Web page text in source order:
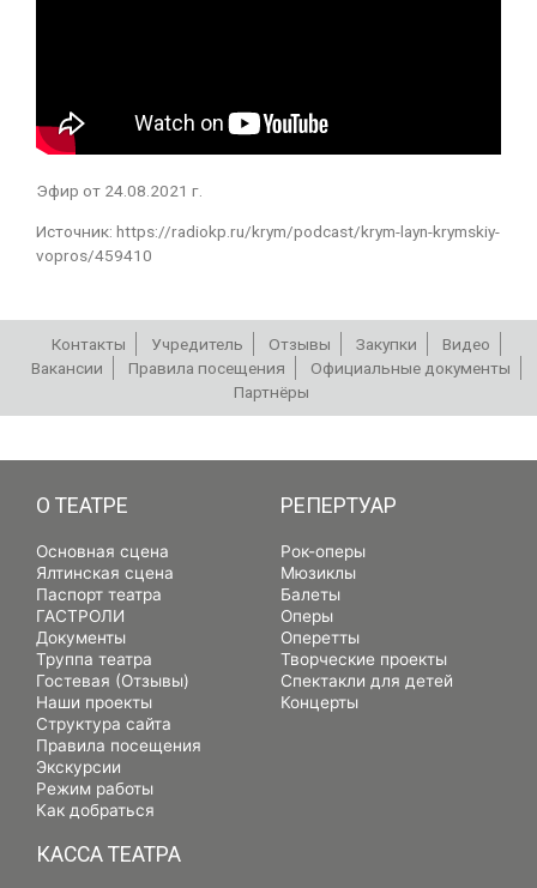
Эфир от 24.08.2021 г.
Источник: https://radiokp.ru/krym/podcast/krym-layn-krymskiy-
vopros/459410
Контакты Учредитель Отзывы Закупки
Видео
Вакансии
Правила посещения
Официальные документы
Партнёры
О ТЕАТРЕ
Основная сцена
Ялтинская сцена
Паспорт театра
ГАСТРОЛИ
Документы
Труппа театра
Гостевая (Отзывы)
Наши проекты
Структура сайта
Правила посещения
Экскурсии
Режим работы
Как добраться
РЕПЕРТУАР
Рок-оперы
Мюзиклы
Балеты
Оперы
Оперетты
Творческие проекты
Спектакли для детей
Концерты
КАССА ТЕАТРА